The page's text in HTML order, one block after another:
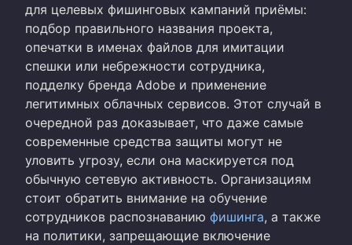
для целевых фишинговых кампаний приёмы:
подбор правильного названия проекта,
опечатки в именах файлов для имитации
спешки или небрежности сотрудника,
подделку бренда Adobe и применение
легитимных облачных сервисов. Этот случай в
очередной раз доказывает, что даже самые
современные средства защиты могут не
уловить угрозу, если она маскируется под
обычную сетевую активность. Организациям
стоит обратить внимание на обучение
сотрудников распознаванию фишинга, а также
на политики, запрещающие включение